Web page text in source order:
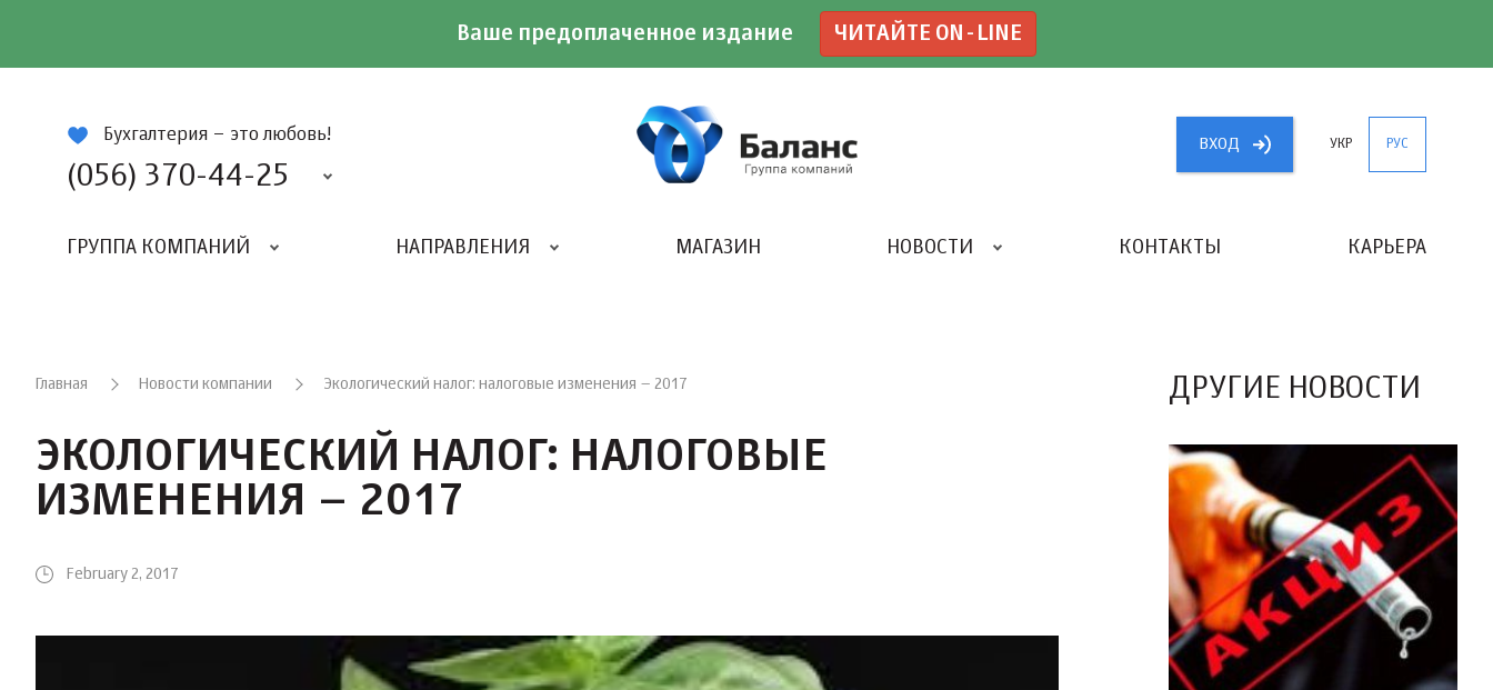
Ваше предоплаченное издание ЧИТАЙТЕ ON-LINE
Бухгалтерия – это любовь!
(056) 370-44-25
ВХОД УКР РУС
ГРУППА КОМПАНИЙ НАПРАВЛЕНИЯ МАГАЗИН НОВОСТИ КОНТАКТЫ КАРЬЕРА
Главная Новости компании Экологический налог: налоговые изменения – 2017
ЭКОЛОГИЧЕСКИЙ НАЛОГ: НАЛОГОВЫЕ
ИЗМЕНЕНИЯ – 2017
February 2, 2017
ДРУГИЕ НОВОСТИ